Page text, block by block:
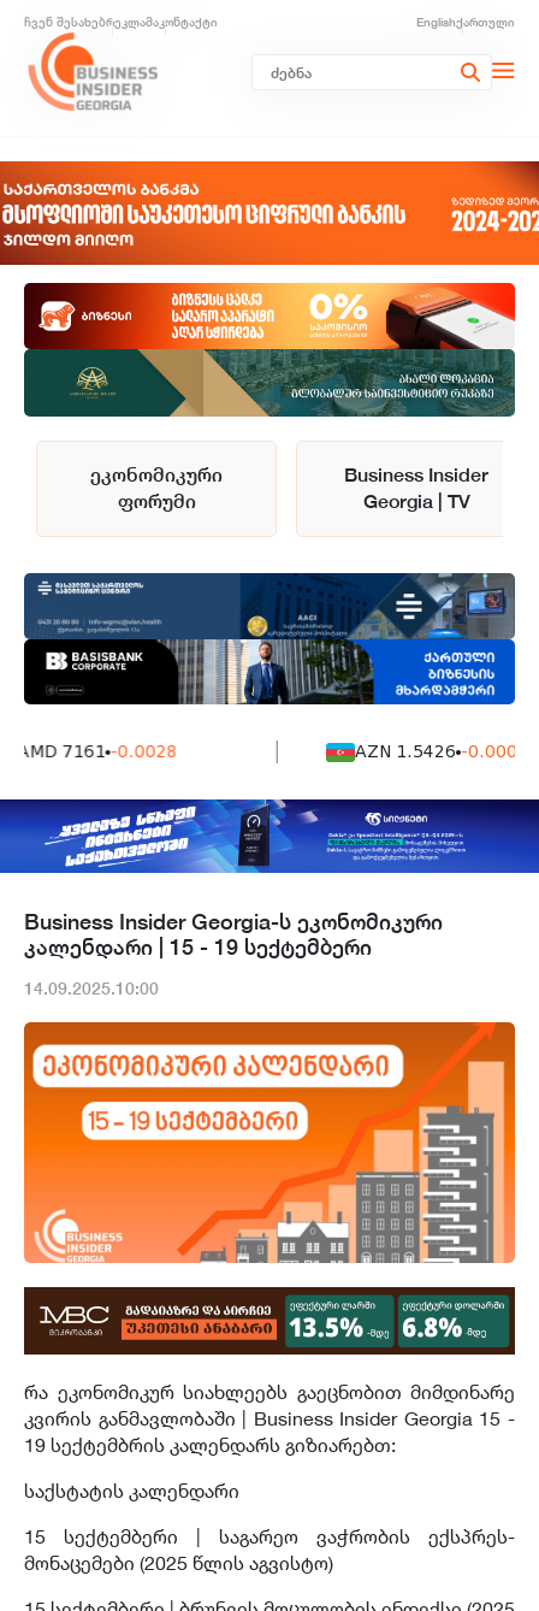
ჩვენ შესახებრეკლამაკონტაქტი Englishქართული
ეკონომიკური
ფორუმი
Business Insider
Georgia | TV
AMD 7161 -0.0028 AZN 1.5426 -0.0004
Business Insider Georgia-ს ეკონომიკური
კალენდარი | 15 - 19 სექტემბერი
14.09.2025.10:00
რა ეკონომიკურ სიახლეებს გაეცნობით მიმდინარე
კვირის განმავლობაში | Business Insider Georgia 15 -
19 სექტემბრის კალენდარს გიზიარებთ:
საქსტატის კალენდარი
15 სექტემბერი | საგარეო ვაჭრობის ექსპრეს-
მონაცემები (2025 წლის აგვისტო)